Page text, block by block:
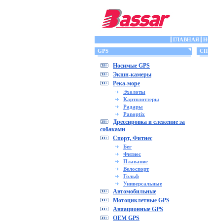
ГЛАВНАЯ
GPS
Носимые GPS
Экшн-камеры
Река-море
Эхолоты
Картплоттеры
Радары
Panoptix
Дрессировка и слежение за
собаками
Спорт, Фитнес
Бег
Фитнес
Плавание
Велоспорт
Гольф
Универсальные
Автомобильные
Мотоциклетные GPS
Авиационные GPS
OEM GPS